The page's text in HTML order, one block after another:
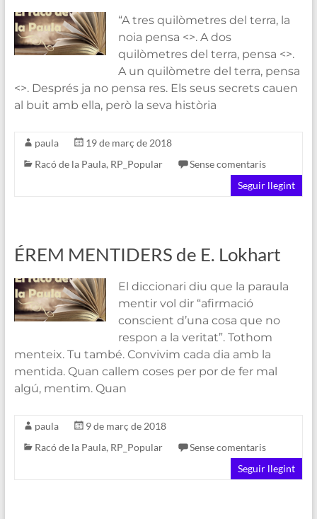
“A tres quilòmetres del terra, la
noia pensa <>. A dos
quilòmetres del terra, pensa <>.
A un quilòmetre del terra, pensa
<>. Després ja no pensa res. Els seus secrets cauen
al buit amb ella, però la seva història
paula
19 de març de 2018
Racó de la Paula, RP_Popular
Sense comentaris
Seguir llegint
ÉREM MENTIDERS de E. Lokhart
El diccionari diu que la paraula
mentir vol dir “afirmació
conscient d’una cosa que no
respon a la veritat”. Tothom
menteix. Tu també. Convivim cada dia amb la
mentida. Quan callem coses per por de fer mal
algú, mentim. Quan
paula
9 de març de 2018
Racó de la Paula, RP_Popular
Sense comentaris
Seguir llegint